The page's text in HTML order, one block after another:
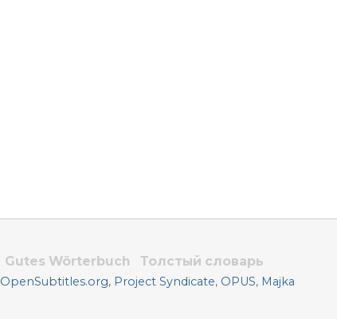
Gutes Wörterbuch Толстый словарь
OpenSubtitles.org, Project Syndicate, OPUS, Majka